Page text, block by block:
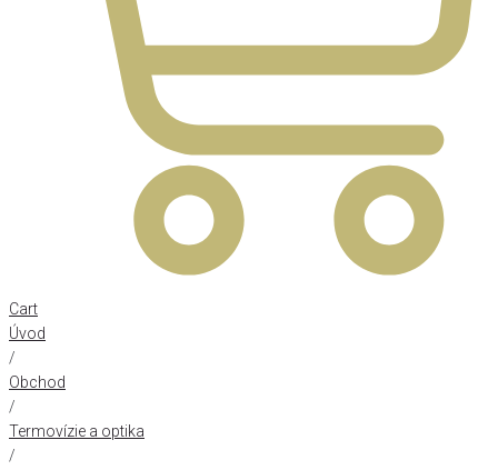
Cart
Úvod
/
Obchod
/
Termovízie a optika
/